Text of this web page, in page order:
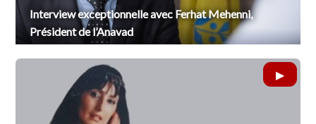
Interview exceptionnelle avec Ferhat Mehenni,
Président de l’Anavad